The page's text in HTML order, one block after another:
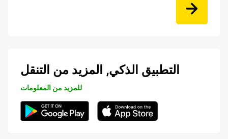
التطبيق الذكي, المزيد من التنقل
للمزيد من المعلومات